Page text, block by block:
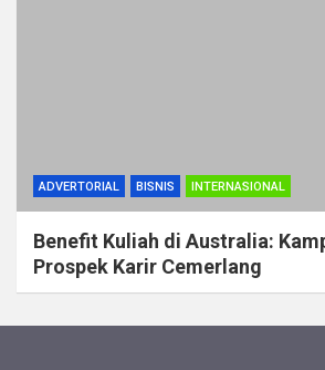
ADVERTORIAL BISNIS INTERNASIONAL
Benefit Kuliah di Australia:
Prospek Karir Cemerlang